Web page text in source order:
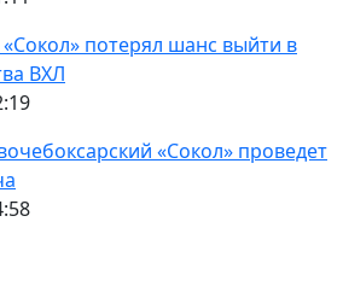
потерял шанс выйти в
ВХЛ
«Сокол» проведет